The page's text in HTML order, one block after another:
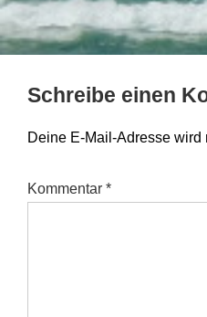
Schreibe einen
Deine E-Mail-Adresse wird
Kommentar *